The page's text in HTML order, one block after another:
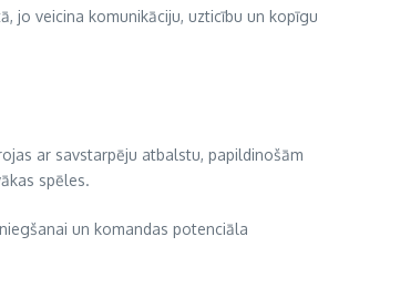
jo veicina komunikāciju, uzticību un kopīgu
ar savstarpēju atbalstu, papildinošām
spēles.
un komandas potenciāla